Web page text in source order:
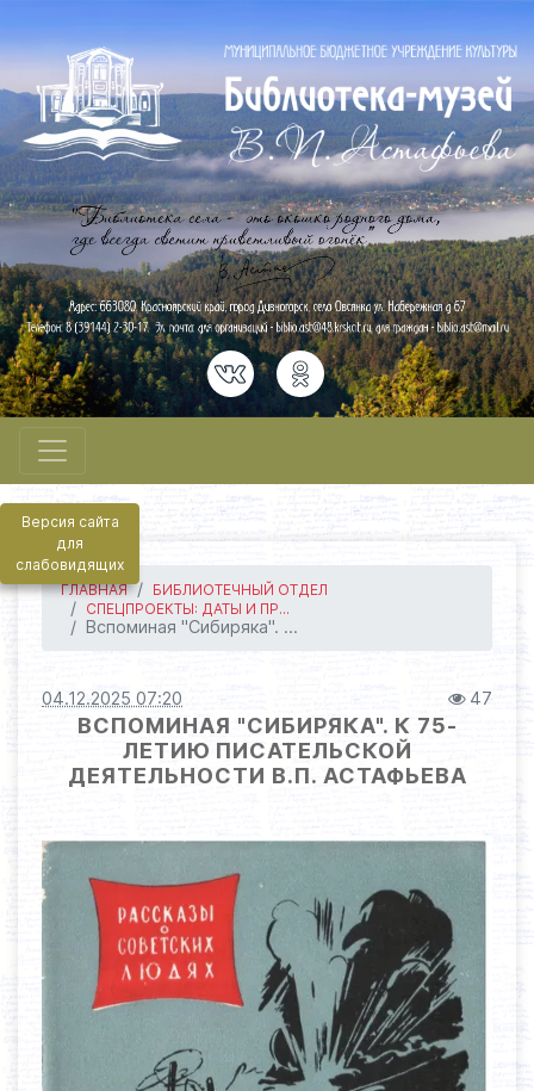
Версия сайта
для
слабовидящих
ГЛАВНАЯ
БИБЛИОТЕЧНЫЙ ОТДЕЛ
СПЕЦПРОЕКТЫ: ДАТЫ И ПР...
Вспоминая "Сибиряка". ...
04.12.2025 07:20 47
ВСПОМИНАЯ "СИБИРЯКА". К 75-
ЛЕТИЮ ПИСАТЕЛЬСКОЙ
ДЕЯТЕЛЬНОСТИ В.П. АСТАФЬЕВА